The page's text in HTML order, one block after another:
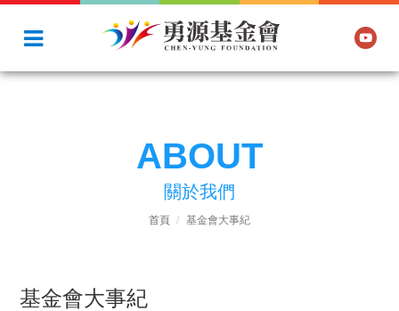
ABOUT
關於我們
首頁 基金會大事紀
基金會大事紀